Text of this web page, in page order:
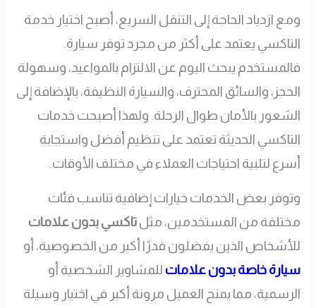
ومع ازدياد الحاجة إلى التنقل السريع، أصبح اختيار خدمة
التاكسي يعتمد على أكثر من مجرد توفر سيارة.
فالمستخدم يبحث اليوم عن الالتزام بالمواعيد، وسهولة
الحجز، والسائق المحترف، والسيارة النظيفة، بالإضافة إلى
الشعور بالأمان طوال الرحلة. ولهذا أصبحت خدمات
التاكسي الحديثة تعتمد على تنظيم أفضل واستجابة
أسرع لتلبية احتياجات العملاء في مختلف الأوقات.
وتوفر بعض الخدمات خيارات إضافية تناسب فئات
مختلفة من المستخدمين، مثلتاكسي بدون علامات
للأشخاص الذين يفضلون قدرًا أكبر من الخصوصية، أو
سيارة خاصة بدون علامات للمشاوير الشخصية أو
الرسمية، مما يمنح العميل مرونة أكبر في اختيار وسيلة